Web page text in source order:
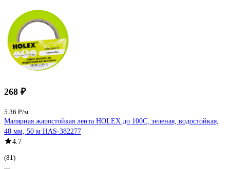
268 ₽
5.36 ₽/м
Малярная жаростойкая лента HOLEX до 100С, зеленая, водостойкая,
48 мм, 50 м HAS-382277
4.7
(81)